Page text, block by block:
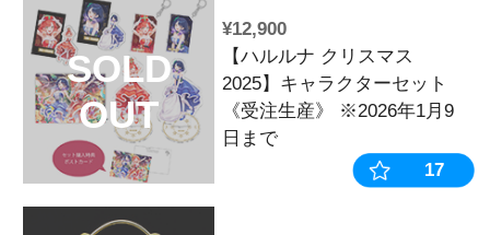
SOLD
OUT
¥1,100
戦国乙女スピ
「ゆるカワ!
単行本